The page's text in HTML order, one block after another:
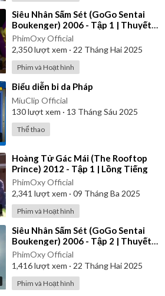
⁣Siêu Nhân Sấm Sét (GoGo Sentai
Boukenger) 2006 - Tập 1 | Thuyết
Minh
PhimOxy Official
2,350lượt xem · 22 Tháng Hai 2025
Phim và Hoạt hình
⁣Biểu diễn bi da Pháp
MiuClip Official
130lượt xem · 13 Tháng Sáu 2025
Thể thao
⁣Hoàng Tử Gác Mái (The Rooftop
Prince) 2012 - Tập 1 | Lồng Tiếng
PhimOxy Official
2,341 lượt xem · 09 Tháng Ba 2025
Phim và Hoạt hình
⁣Siêu Nhân Sấm Sét (GoGo Sentai
Boukenger) 2006 - Tập 2 | Thuyết
Minh
PhimOxy Official
1,416lượt xem · 22 Tháng Hai 2025
Phim và Hoạt hình